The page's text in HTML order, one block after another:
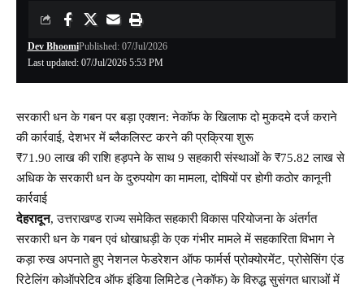
Last updated: 07/Jul/2026 5:53 PM
Dev BhoomiPublished: 07/Jul/2026
सरकारी धन के गबन पर बड़ा एक्शन: नेकॉफ के खिलाफ दो मुकदमे दर्ज कराने
की कार्रवाई, देशभर में ब्लैकलिस्ट करने की प्रक्रिया शुरू
₹71.90 लाख की राशि हड़पने के साथ 9 सहकारी संस्थाओं के ₹75.82 लाख से
अधिक के सरकारी धन के दुरुपयोग का मामला, दोषियों पर होगी कठोर कानूनी
कार्रवाई
देहरादून, उत्तराखण्ड राज्य समेकित सहकारी विकास परियोजना के अंतर्गत
सरकारी धन के गबन एवं धोखाधड़ी के एक गंभीर मामले में सहकारिता विभाग ने
कड़ा रुख अपनाते हुए नेशनल फेडरेशन ऑफ फार्मर्स प्रोक्योरमेंट, प्रोसेसिंग एंड
रिटेलिंग कोऑपरेटिव ऑफ इंडिया लिमिटेड (नेकॉफ) के विरुद्ध सुसंगत धाराओं में